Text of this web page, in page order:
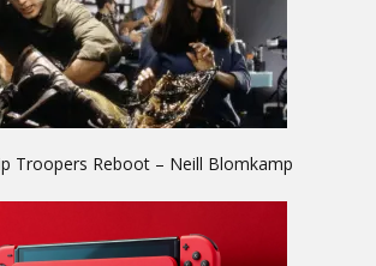
Troopers Reboot – Neill Blomkamp